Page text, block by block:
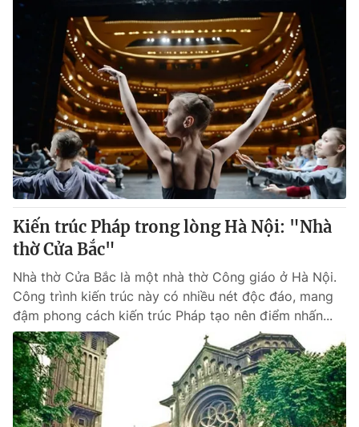
Shorts video
VTV Money VTV Thể thao
VTV Sức khoẻ Bất động sản
Thị trường 24h Tấm lòng Việt
VTV4 Vươn mình bằng AI
Liên hệ tòa soạn English
THỜI BÁO VTV
Kiến trúc Pháp trong lòng Hà Nội: "Nhà
thờ Cửa Bắc"
Nhà thờ Cửa Bắc là một nhà thờ Công giáo ở Hà Nội.
Công trình kiến trúc này có nhiều nét độc đáo, mang
đậm phong cách kiến trúc Pháp tạo nên điểm nhấn...